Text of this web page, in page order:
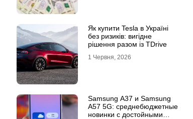
Як купити Tesla в Україні
без ризиків: вигідне
рішення разом із TDrive
1 Червня, 2026
Samsung A37 и Samsung
A57 5G: среднебюджетные
новинки с достойными